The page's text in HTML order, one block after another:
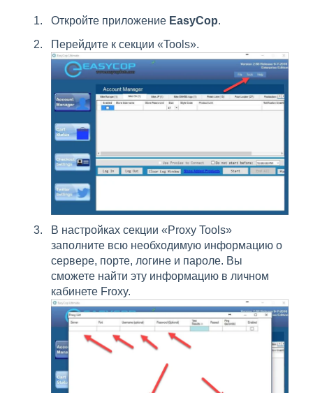
Откройте приложение EasyCop.
Перейдите к секции «Tools».
В настройках секции «Proxy Tools»
заполните всю необходимую информацию о
сервере, порте, логине и пароле. Вы
сможете найти эту информацию в личном
кабинете Froxy.